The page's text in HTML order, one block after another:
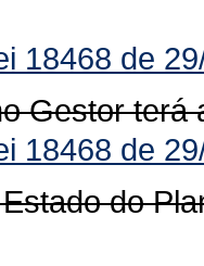
18468 de
Gestor terá
18468 de
do